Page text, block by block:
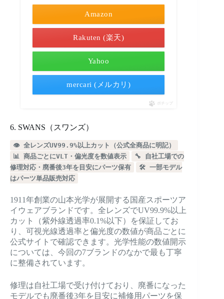
Amazon
Rakuten (楽天)
Yahoo
mercari (メルカリ)
ポチップ
6. SWANS（スワンズ）
👁️ 全レンズUV99.9%以上カット（公式全商品に明記）
📊 商品ごとにVLT・偏光度を数値表示
🔧 自社工場での
修理対応・廃番後3年を目安にパーツ保有
🛠️ 一部モデル
はパーツ単品販売対応
1911年創業の山本光学が展開する国産スポーツア
イウェアブランドです。全レンズでUV99.9%以上
カット（紫外線透過率0.1%以下）を保証してお
り、可視光線透過率と偏光度の数値が商品ごとに
公式サイトで確認できます。光学性能の数値開示
については、今回の7ブランドのなかで最も丁寧
に整備されています。
修理は自社工場で受け付けており、廃番になった
モデルでも廃番後3年を目安に補修用パーツを保